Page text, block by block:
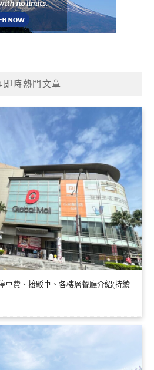
即時熱門文章
車費、接駁車、各樓層餐廳介紹(持續